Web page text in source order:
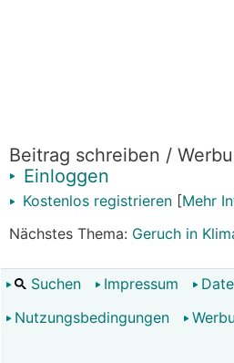
Beitrag schreiben /
Einloggen
Kostenlos registrieren [Mehr
Nächstes Thema: Geruch in
Suchen Impressum
Nutzungsbedingungen